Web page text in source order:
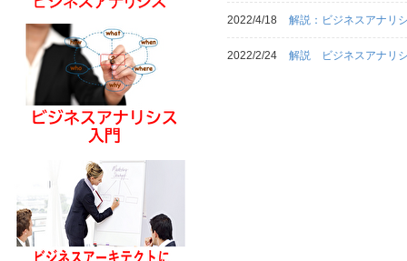
2022/4/18 解説：ビジネスアナリ
2022/2/24 解説 ビジネスアナリ